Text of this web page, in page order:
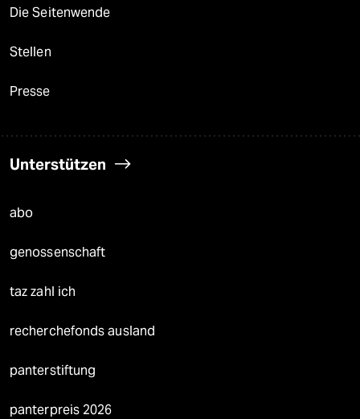
Die Seitenwende
Stellen
Presse
Unterstützen
abo
genossenschaft
taz zahl ich
recherchefonds ausland
panterstiftung
panterpreis 2026